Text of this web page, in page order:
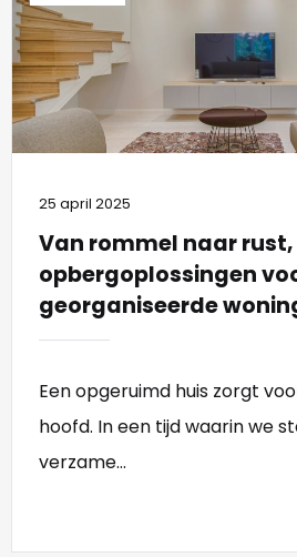
25 april 2025
Van rommel naar rust,
opbergoplossingen
georganiseerde
Een opgeruimd huis zorgt
hoofd. In een tijd waarin we
verzame...